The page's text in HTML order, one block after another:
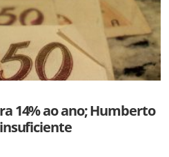
14% ao ano; Humberto